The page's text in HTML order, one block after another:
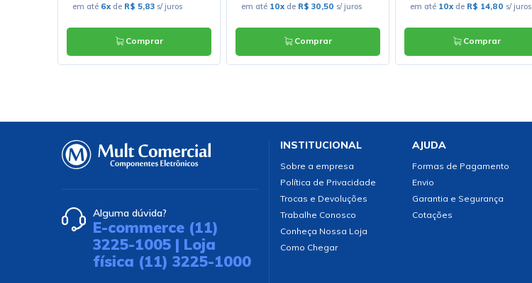
em até 6xde R$ 5,83s/ juros
Comprar
em até 10xde R$ 30,50 s/ juros
Comprar
em até 10xde R$ 14,80 s/ juros
Comprar
Alguma dúvida?
E-commerce (11)
3225-1005 | Loja
física (11) 3225-1000
INSTITUCIONAL
Sobre a empresa
Política de Privacidade
Trocas e Devoluções
Trabalhe Conosco
Conheça Nossa Loja
Como Chegar
AJUDA
Formas de Pagamento
Envio
Garantia e Segurança
Cotações